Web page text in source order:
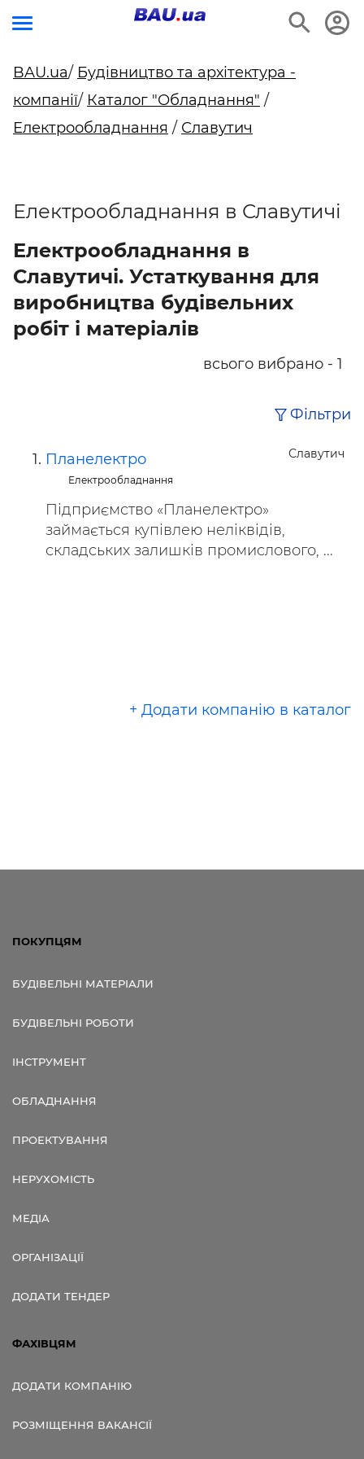
BAU.ua/ Будівництво та архітектура -
компанії/ Каталог "Обладнання" /
Електрообладнання / Славутич
Електрообладнання в Славутичі
Електрообладнання в
Славутичі. Устаткування для
виробництва будівельних
робіт і матеріалів
всього вибрано - 1
Фільтри
Славутич
Планелектро
Електрообладнання
Підприємство «Планелектро»
займається купівлею неліквідів,
складських залишків промислового, ...
+ Додати компанію в каталог
ПОКУПЦЯМ
БУДІВЕЛЬНІ МАТЕРІАЛИ
БУДІВЕЛЬНІ РОБОТИ
ІНСТРУМЕНТ
ОБЛАДНАННЯ
ПРОЕКТУВАННЯ
НЕРУХОМІСТЬ
МЕДІА
ОРГАНІЗАЦІЇ
ДОДАТИ ТЕНДЕР
ФАХІВЦЯМ
ДОДАТИ КОМПАНІЮ
РОЗМІЩЕННЯ ВАКАНСІЇ